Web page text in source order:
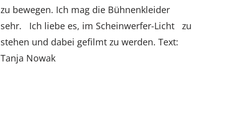
zu bewegen. Ich mag die Bühnenkleider
sehr. Ich liebe es, im Scheinwerfer-Licht zu
stehen und dabei gefilmt zu werden. Text:
Tanja Nowak